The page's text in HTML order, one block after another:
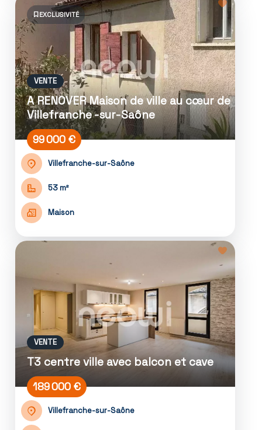
VENTE
A RENOVER Maison de ville au cœur de
Villefranche -sur-Saône
99 000 €
Villefranche-sur-Saône
53 m²
Maison
EXCLUSIVITÉ
VENTE
T3 centre ville avec balcon et cave
189 000 €
Villefranche-sur-Saône